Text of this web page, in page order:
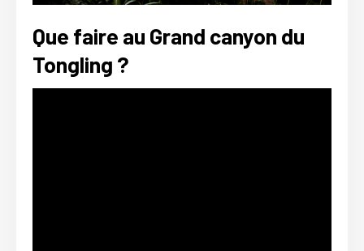
Que faire au Grand canyon du
Tongling ?